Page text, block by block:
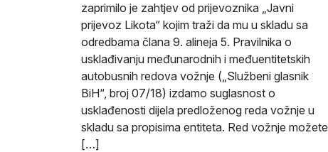
zaprimilo je zahtjev od prijevoznika „Javni
prijevoz Likota“ kojim traži da mu u skladu sa
odredbama člana 9. alineja 5. Pravilnika o
usklađivanju međunarodnih i međuentitetskih
autobusnih redova vožnje („Službeni glasnik
BiH“, broj 07/18) izdamo suglasnost o
usklađenosti dijela predloženog reda vožnje u
skladu sa propisima entiteta. Red vožnje možete
[…]